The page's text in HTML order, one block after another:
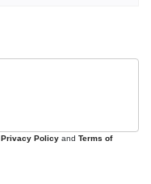
Privacy Policy and Terms of